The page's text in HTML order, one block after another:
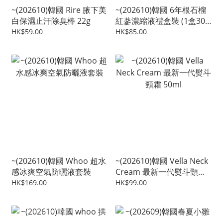
~(202610)韓國 Rire 腋下美
白保濕止汗除臭棒 22g
HK$59.00
~(202610)韓國 6年根石榴
紅蔘濃縮液禮盒裝 (1盒30
包)
HK$85.00
~(202610)韓國 Whoo 超水
感冰爽空氣防曬液套裝
HK$169.00
~(202610)韓國 Vella Neck
Cream 最新一代熨斗頸霜
50ml
HK$99.00